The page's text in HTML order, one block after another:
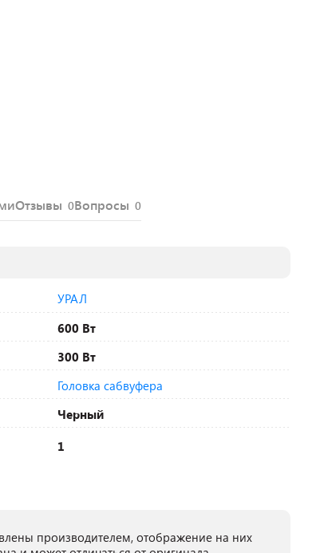
Отзывы 0Вопросы 0
УРАЛ
600 Вт
300 Вт
Головка сабвуфера
Черный
1
производителем, отображение на них